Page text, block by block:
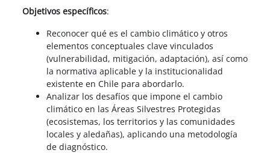
Objetivos específicos:
Reconocer qué es el cambio climático y otros
elementos conceptuales clave vinculados
(vulnerabilidad, mitigación, adaptación), así como
la normativa aplicable y la institucionalidad
existente en Chile para abordarlo.
Analizar los desafíos que impone el cambio
climático en las Áreas Silvestres Protegidas
(ecosistemas, los territorios y las comunidades
locales y aledañas), aplicando una metodología
de diagnóstico.